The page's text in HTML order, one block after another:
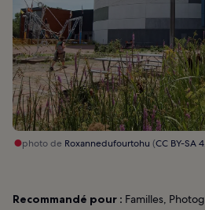
photo de Roxannedufourtohu (CC BY-SA
Recommandé pour : Familles,